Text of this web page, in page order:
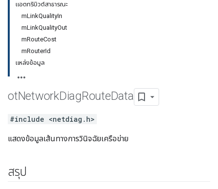
แอตทริบิวต์สาธารณะ
mLinkQualityIn
mLinkQualityOut
mRouteCost
mRouterId
แหล่งข้อมูล
otNetworkDiagRouteData
#include <netdiag.h>
แสดงข้อมูลเส้นทางการวินิจฉัยเครือข่าย
สรุป